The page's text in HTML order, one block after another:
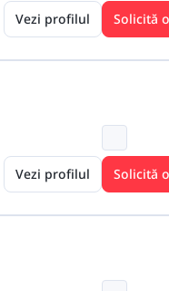
Vezi profilul Solicită
Vezi profilul Solicită